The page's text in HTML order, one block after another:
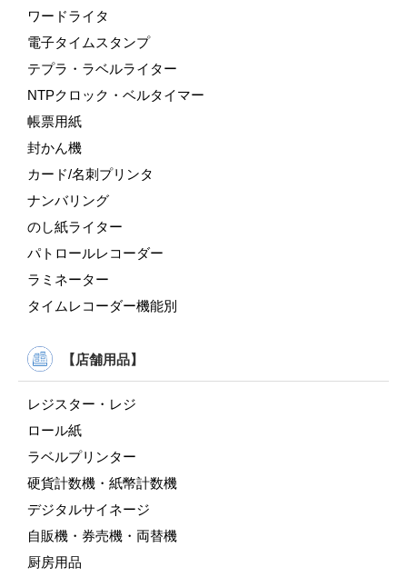
ワードライタ
電子タイムスタンプ
テプラ・ラベルライター
NTPクロック・ベルタイマー
帳票用紙
封かん機
カード/名刺プリンタ
ナンバリング
のし紙ライター
パトロールレコーダー
ラミネーター
タイムレコーダー機能別
【店舗用品】
レジスター・レジ
ロール紙
ラベルプリンター
硬貨計数機・紙幣計数機
デジタルサイネージ
自販機・券売機・両替機
厨房用品